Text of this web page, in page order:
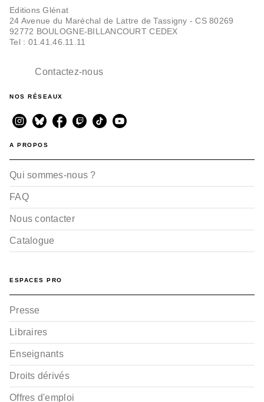
Editions Glénat
24 Avenue du Maréchal de Lattre de Tassigny - CS 80269
92772 BOULOGNE-BILLANCOURT CEDEX
Tel : 01.41.46.11.11
Contactez-nous
NOS RÉSEAUX
A PROPOS
Qui sommes-nous ?
FAQ
Nous contacter
Catalogue
ESPACES PRO
Presse
Libraires
Enseignants
Droits dérivés
Offres d'emploi